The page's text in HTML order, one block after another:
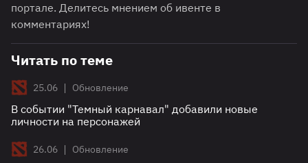
портале. Делитесь мнением об ивенте в
комментариях!
Читать по теме
25.06 | Обновление
В событии "Темный карнавал" добавили новые
личности на персонажей
26.06 | Обновление